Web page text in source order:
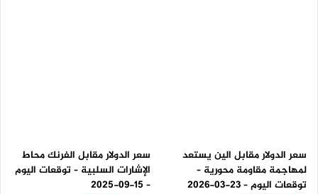
سعر الدولار مقابل الين يستعد
لمهاجمة مقاومة محورية –
توقعات اليوم – 23-03-2026
سعر الدولار مقابل الفرنك محاط
الإشارات السلبية – توقعات اليوم
– 15-09-2025